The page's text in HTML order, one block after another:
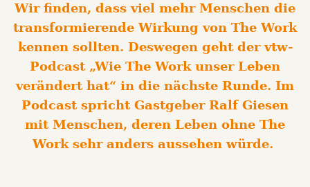
Wir finden, dass viel mehr Menschen die
transformierende Wirkung von The Work
kennen sollten. Deswegen geht der vtw-
Podcast „Wie The Work unser Leben
verändert hat“ in die nächste Runde. Im
Podcast spricht Gastgeber Ralf Giesen
mit Menschen, deren Leben ohne The
Work sehr anders aussehen würde.